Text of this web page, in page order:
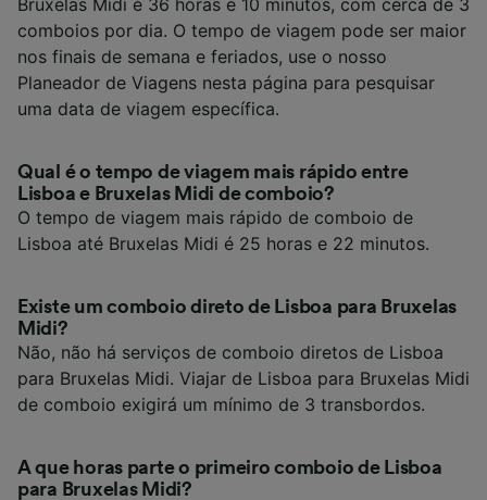
comboios por dia. O tempo de viagem pode ser maior
nos finais de semana e feriados, use o nosso
Planeador de Viagens nesta página para pesquisar
uma data de viagem específica.
Qual é o tempo de viagem mais rápido entre
Lisboa e Bruxelas Midi de comboio?
O tempo de viagem mais rápido de comboio de
Lisboa até Bruxelas Midi é 25 horas e 22 minutos.
Existe um comboio direto de Lisboa para Bruxelas
Midi?
Não, não há serviços de comboio diretos de Lisboa
para Bruxelas Midi. Viajar de Lisboa para Bruxelas Midi
de comboio exigirá um mínimo de 3 transbordos.
A que horas parte o primeiro comboio de Lisboa
para Bruxelas Midi?